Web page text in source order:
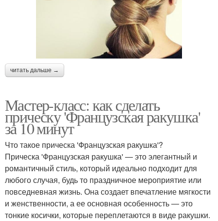
читать дальше →
Мастер-класс: как сделать
прическу 'Французская ракушка'
за 10 минут
Что такое прическа 'Французская ракушка'?
Прическа 'Французская ракушка' — это элегантный и
романтичный стиль, который идеально подходит для
любого случая, будь то праздничное мероприятие или
повседневная жизнь. Она создает впечатление мягкости
и женственности, а ее основная особенность — это
тонкие косички, которые переплетаются в виде ракушки.